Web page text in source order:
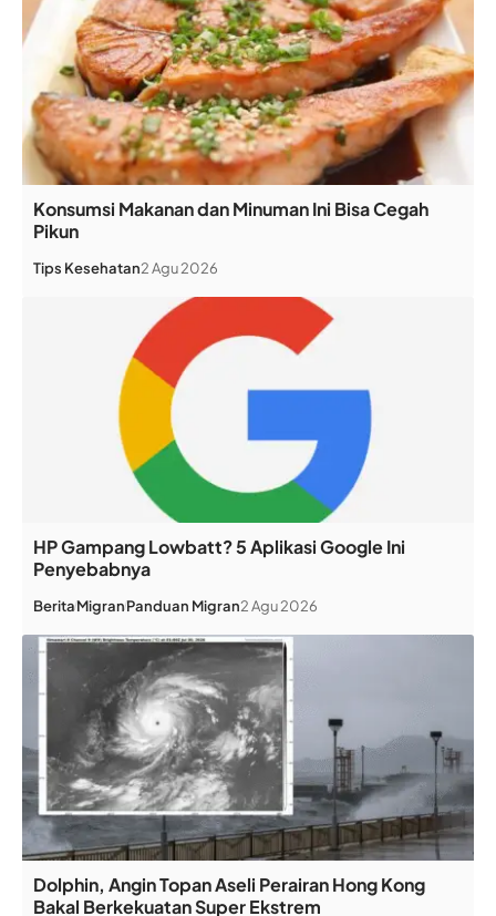
Konsumsi Makanan dan Minuman Ini Bisa Cegah
Pikun
Tips Kesehatan2 Agu 2026
HP Gampang Lowbatt? 5 Aplikasi Google Ini
Penyebabnya
BeritaMigranPanduan Migran2 Agu 2026
Dolphin, Angin Topan Aseli Perairan Hong Kong
Bakal Berkekuatan Super Ekstrem